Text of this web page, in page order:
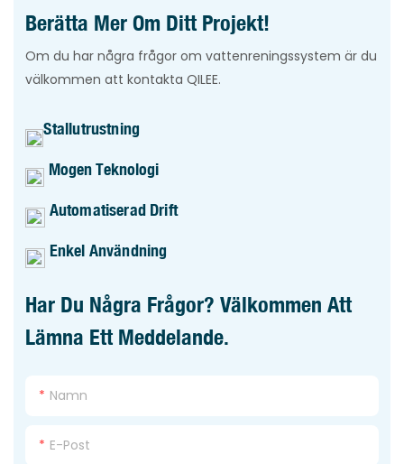
Berätta Mer Om Ditt Projekt!
Om du har några frågor om vattenreningssystem är du
välkommen att kontakta QILEE.
Stallutrustning
Mogen Teknologi
Automatiserad Drift
Enkel Användning
Har Du Några Frågor? Välkommen Att
Lämna Ett Meddelande.
Namn
E-Post